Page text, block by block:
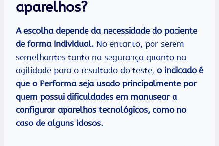
aparelhos?
A escolha depende da necessidade do paciente
de forma individual. No entanto, por serem
semelhantes tanto na segurança quanto na
agilidade para o resultado do teste, o indicado é
que o Performa seja usado principalmente por
quem possui dificuldades em manusear a
configurar aparelhos tecnológicos, como no
caso de alguns idosos.